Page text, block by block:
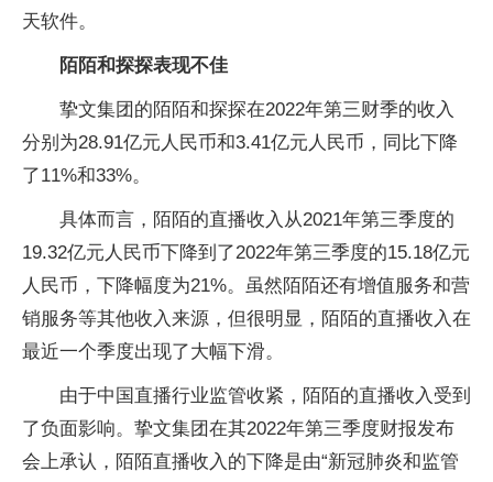
天软件。
陌陌和探探表现不佳
挚文集团的陌陌和探探在2022年第三财季的收入
分别为28.91亿元人民币和3.41亿元人民币，同比下降
了11%和33%。
具体而言，陌陌的直播收入从2021年第三季度的
19.32亿元人民币下降到了2022年第三季度的15.18亿元
人民币，下降幅度为21%。虽然陌陌还有增值服务和营
销服务等其他收入来源，但很明显，陌陌的直播收入在
最近一个季度出现了大幅下滑。
由于中国直播行业监管收紧，陌陌的直播收入受到
了负面影响。挚文集团在其2022年第三季度财报发布
会上承认，陌陌直播收入的下降是由“新冠肺炎和监管